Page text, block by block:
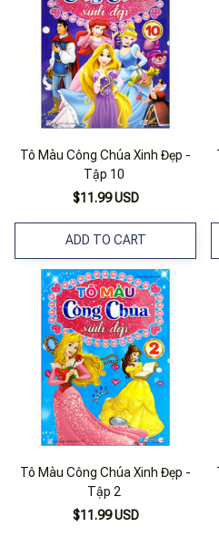
Tô Màu Công Chúa Xinh Đẹp -
Tập 10
$11.99 USD
ADD TO CART
Tô Màu Công Chúa Xinh Đẹp -
Tập 2
$11.99 USD